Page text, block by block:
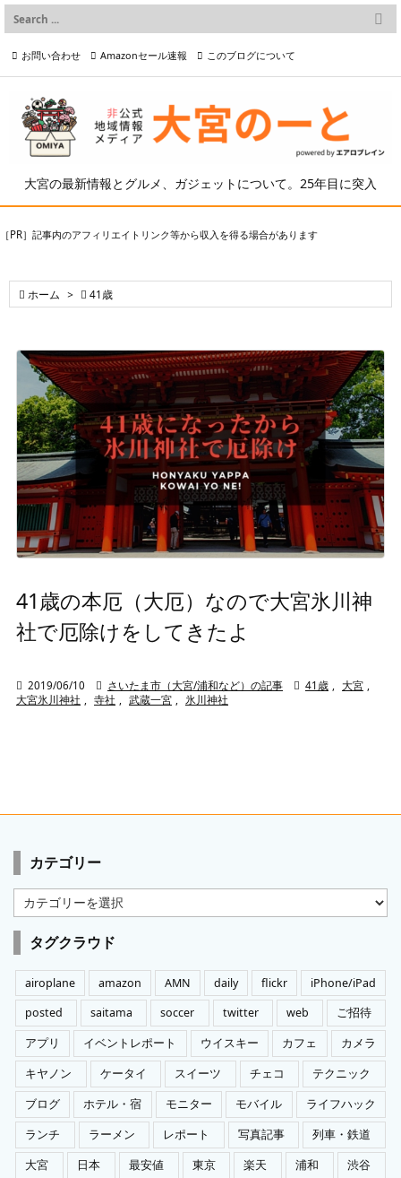
大宮の最新情報とグルメ、ガジェットについて。25年目に突入

メニュー

検索
お問い合わせ Amazonセール速報 このブログについて
プライバシーポリシー等
［PR］記事内のアフィリエイトリンク等から収入を得る場合があります
 ホーム >  41歳
41歳の本厄（大厄）なので大宮氷川神
社で厄除けをしてきたよ
 2019/06/10  さいたま市（大宮/浦和など）の記事  41歳 大宮
大宮氷川神社
寺社 武蔵一宮 氷川神社
カテゴリー
テ
ゴ
ー
タグクラウド
airoplane amazon AMN daily flickr
iPhone/iPad
posted
saitama soccer twitter web
ご招待
アプリ
イベントレポート ウイスキー カフェ
カメラ
キヤノン
ケータイ スイーツ チェコ
テクニック
ブログ
ホテル・宿 モニター モバイル
ライフハック
ランチ
ラーメン レポート 写真記事
列車・鉄道
大宮
日本 最安値 東京 楽天 浦和
渋谷